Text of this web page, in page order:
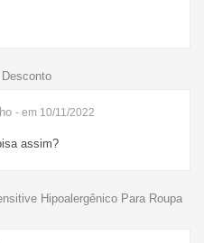
- em 10/11/2022
assim?
Hipoalergênico Para Roupa